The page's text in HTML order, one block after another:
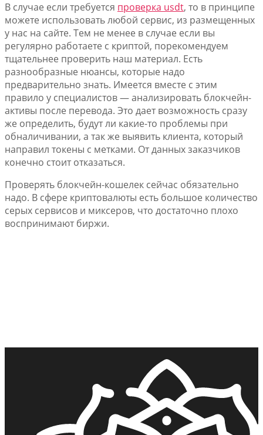
В случае если требуется проверка usdt, то в принципе
можете использовать любой сервис, из размещенных
у нас на сайте. Тем не менее в случае если вы
регулярно работаете с криптой, порекомендуем
тщательнее проверить наш материал. Есть
разнообразные нюансы, которые надо
предварительно знать. Имеется вместе с этим
правило у специалистов — анализировать блокчейн-
активы после перевода. Это дает возможность сразу
же определить, будут ли какие-то проблемы при
обналичивании, а так же выявить клиента, который
направил токены с метками. От данных заказчиков
конечно стоит отказаться.
Проверять блокчейн-кошелек сейчас обязательно
надо. В сфере криптовалюты есть большое количество
серых сервисов и миксеров, что достаточно плохо
воспринимают биржи.